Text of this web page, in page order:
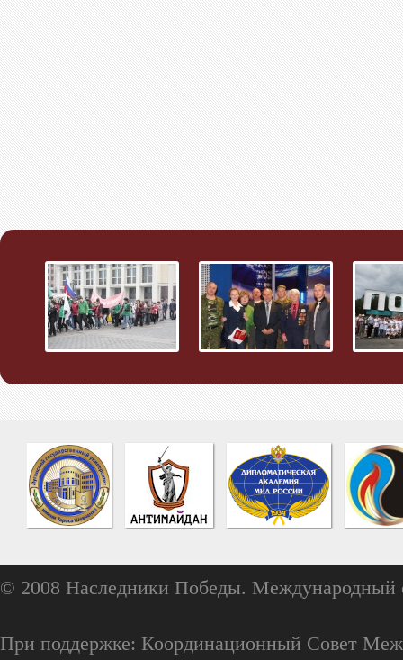
© 2008 Наследники Победы. Международный
При поддержке: Координационный Совет